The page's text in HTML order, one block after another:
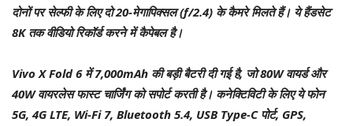
दोनों पर सेल्फी के लिए दो 20-मेगापिक्सल (f/2.4) के कैमरे मिलते हैं। ये हैंडसेट
8K तक वीडियो रिकॉर्ड करने में कैपेबल है।
Vivo X Fold 6 में 7,000mAh की बड़ी बैटरी दी गई है, जो 80W वायर्ड और
40W वायरलेस फास्ट चार्जिंग को सपोर्ट करती है। कनेक्टिविटी के लिए ये फोन
5G, 4G LTE, Wi-Fi 7, Bluetooth 5.4, USB Type-C पोर्ट, GPS,